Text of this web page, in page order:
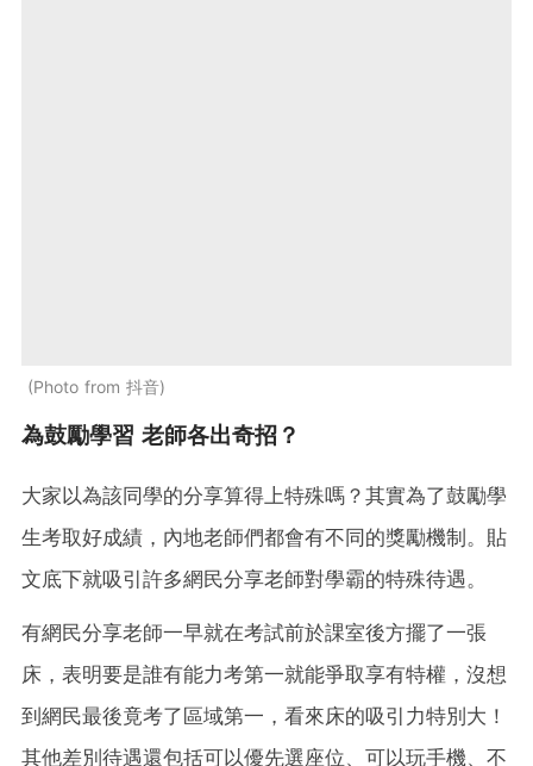
Photo from 抖音
為鼓勵學習 老師各出奇招？
大家以為該同學的分享算得上特殊嗎？其實為了鼓勵學
生考取好成績，內地老師們都會有不同的獎勵機制。貼
文底下就吸引許多網民分享老師對學霸的特殊待遇。
有網民分享老師一早就在考試前於課室後方擺了一張
床，表明要是誰有能力考第一就能爭取享有特權，沒想
到網民最後竟考了區域第一，看來床的吸引力特別大！
其他差別待遇還包括可以優先選座位、可以玩手機、不